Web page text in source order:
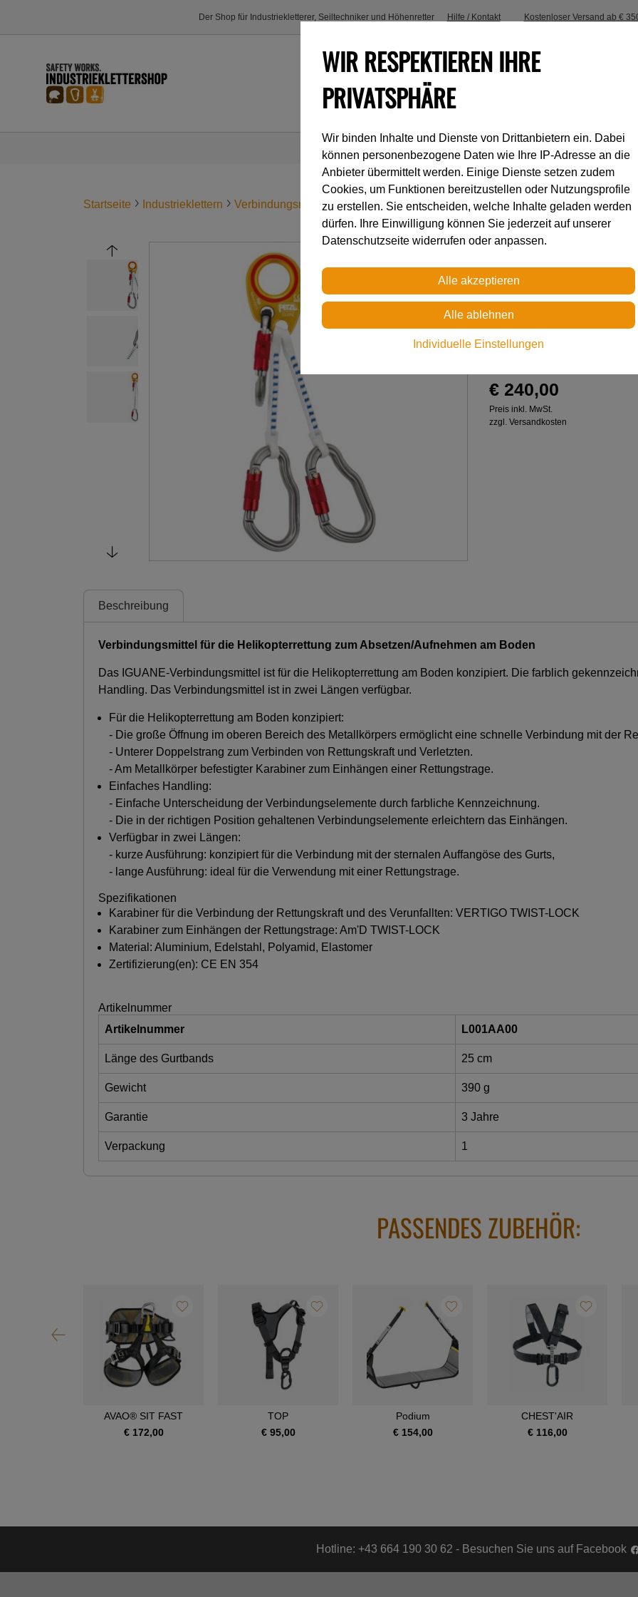
Der Shop für Industriekletterer, Seiltechniker und Höhenretter Hilfe / Kontakt Kostenloser Versand ab €
Industrieklettern Accessoires
Startseite Industrieklettern Verbindungsmittel und Falldämpfer Verbindungsmittel für die Helikopterrettung
Petzl
IGUANE
Verbindungsmittel für die
€ 240,00
Preis inkl. MwSt.
zzgl. Versandkosten
Beschreibung
Verbindungsmittel für die Helikopterrettung zum Absetzen/Aufnehmen am Boden
Das IGUANE-Verbindungsmittel ist für die Helikopterrettung am Boden konzipiert. Die farblich
Handling. Das Verbindungsmittel ist in zwei Längen verfügbar.
Für die Helikopterrettung am Boden konzipiert:
- Die große Öffnung im oberen Bereich des Metallkörpers ermöglicht eine schnelle Verbindung mit der
- Unterer Doppelstrang zum Verbinden von Rettungskraft und Verletzten.
- Am Metallkörper befestigter Karabiner zum Einhängen einer Rettungstrage.
Einfaches Handling:
- Einfache Unterscheidung der Verbindungselemente durch farbliche Kennzeichnung.
- Die in der richtigen Position gehaltenen Verbindungselemente erleichtern das Einhängen.
Verfügbar in zwei Längen:
- kurze Ausführung: konzipiert für die Verbindung mit der sternalen Auffangöse des Gurts,
- lange Ausführung: ideal für die Verwendung mit einer Rettungstrage.
Spezifikationen
Karabiner für die Verbindung der Rettungskraft und des Verunfallten: VERTIGO TWIST-LOCK
Karabiner zum Einhängen der Rettungstrage: Am'D TWIST-LOCK
Material: Aluminium, Edelstahl, Polyamid, Elastomer
Zertifizierung(en): CE EN 354
Artikelnummer
Artikelnummer
L001AA00
Länge des Gurtbands 25 cm
Gewicht 390 g
Garantie 3 Jahre
Verpackung 1
PASSENDES ZUBEHÖR:
AVAO® SIT FAST
€ 172,00
TOP
€ 95,00
Podium
€ 154,00
CHEST'AIR
€ 116,00
WIR RESPEKTIEREN IHRE
PRIVATSPHÄRE
Wir binden Inhalte und Dienste von Drittanbietern ein. Dabei
können personenbezogene Daten wie Ihre IP-Adresse an die
Anbieter übermittelt werden. Einige Dienste setzen zudem
Cookies, um Funktionen bereitzustellen oder Nutzungsprofile
zu erstellen. Sie entscheiden, welche Inhalte geladen werden
dürfen. Ihre Einwilligung können Sie jederzeit auf unserer
Datenschutzseite widerrufen oder anpassen.
Individuelle Einstellungen
Hotline: +43 664 190 30 62 - Besuchen Sie uns auf Facebook